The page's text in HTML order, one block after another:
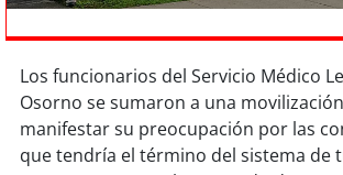
soycalama
soy copiapó
Los funcionarios del Servicio Médico
Osorno se sumaron a una
manifestar su preocupación por las
que tendría el término del sistema de